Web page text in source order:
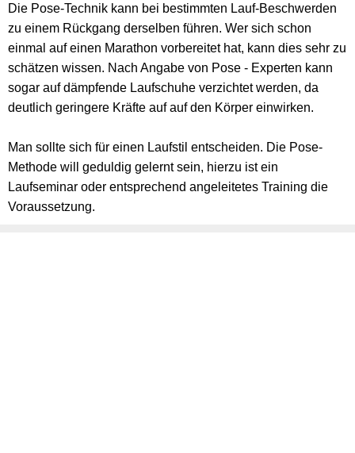
Die Pose-Technik kann bei bestimmten Lauf-Beschwerden
zu einem Rückgang derselben führen. Wer sich schon
einmal auf einen Marathon vorbereitet hat, kann dies sehr zu
schätzen wissen. Nach Angabe von Pose - Experten kann
sogar auf dämpfende Laufschuhe verzichtet werden, da
deutlich geringere Kräfte auf auf den Körper einwirken.
Man sollte sich für einen Laufstil entscheiden. Die Pose-
Methode will geduldig gelernt sein, hierzu ist ein
Laufseminar oder entsprechend angeleitetes Training die
Voraussetzung.